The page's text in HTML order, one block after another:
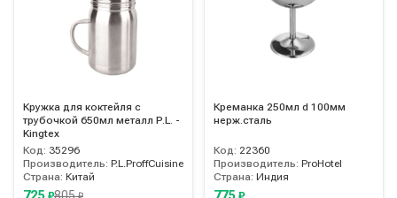
Кружка для коктейля с
трубочкой 650мл металл P.L. -
Kingtex
Код: 35296
Производитель: P.L.ProffCuisine
Страна: Китай
805
Креманка 250мл d 100мм
нерж.сталь
Код: 22360
Производитель: ProHotel
Страна: Индия